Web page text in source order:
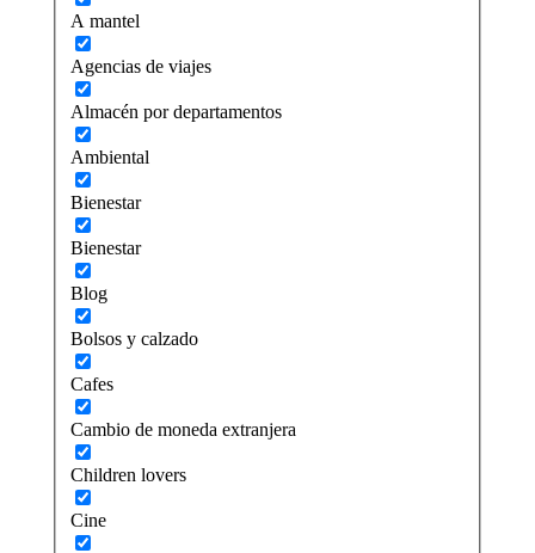
A mantel
Agencias de viajes
Almacén por departamentos
Ambiental
Bienestar
Bienestar
Blog
Bolsos y calzado
Cafes
Cambio de moneda extranjera
Children lovers
Cine